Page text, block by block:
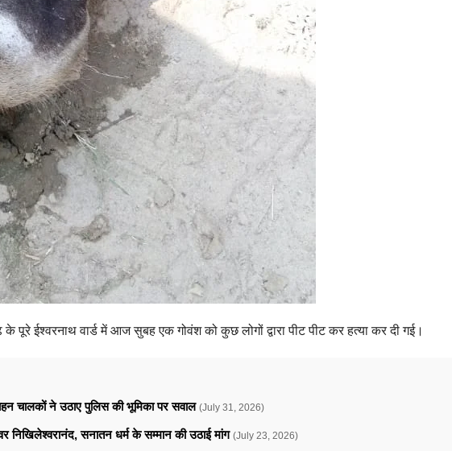
पूरे ईश्वरनाथ वार्ड में आज सुबह एक गोवंश को कुछ लोगों द्वारा पीट पीट कर हत्या कर दी गई।
चालकों ने उठाए पुलिस की भूमिका पर सवाल (July 31, 2026)
निखिलेश्वरानंद, सनातन धर्म के सम्मान की उठाई मांग (July 23, 2026)